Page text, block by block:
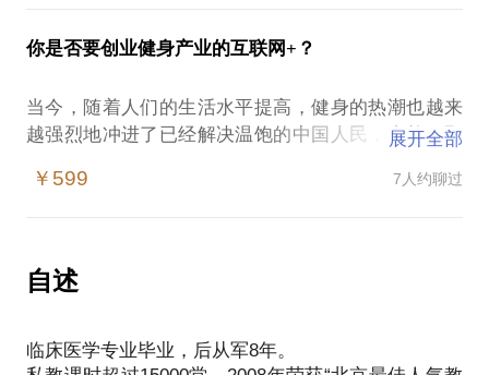
含胸驼背、圆肩、高低肩等因素引起的手臂麻木等症
状；
不良姿态引起的膝外翻（X型腿）、膝内翻（O型
腿）。
以上症状，其实都可以通过运动达到很好的锻炼效果
你是否要创业健身产业的互联网+？
当今，随着人们的生活水平提高，健身的热潮也越来
越强烈地冲进了已经解决温饱的中国人民，自然，那
展也让投资人看到了其中的迷人蛋糕。那作为先知先
听我这个作为过来人的一些中肯建议吧！毕竟谁的钱
也不是打水漂玩的.....
所以在这里，我们只聊健身行业。这个，我比你在
展开全部
￥599 7人约聊过
自述
临床医学专业毕业，后从军8年。